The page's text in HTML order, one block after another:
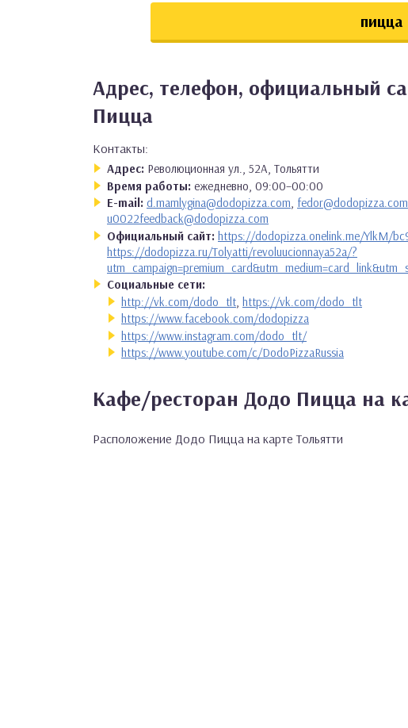
пицца
Адрес, телефон, официальный
Пицца
Контакты:
Адрес: Революционная ул., 52А, Тольятти
Время работы: ежедневно, 09:00–00:00
E-mail: d.mamlygina@dodopizza.com, fedor@dodopizza.com
u0022feedback@dodopizza.com
Официальный сайт: https://dodopizza.onelink.me/YlkM/
https://dodopizza.ru/Tolyatti/revoluucionnaya52a/?
Социальные сети:
http://vk.com/dodo_tlt https://vk.com/dodo_tlt
https://www.facebook.com/dodopizza
https://www.instagram.com/dodo_tlt/
https://www.youtube.com/c/DodoPizzaRussia
Кафе/ресторан Додо Пицца на
Расположение Додо Пицца на карте Тольятти